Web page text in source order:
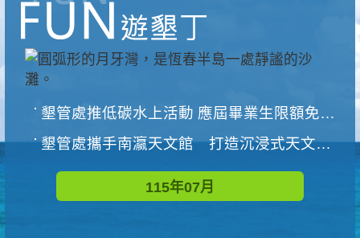
墾管處推低碳水上活動 應屆畢業生限額免費參加
墾管處攜手南瀛天文館 打造沉浸式天文探索營隊
115年07月